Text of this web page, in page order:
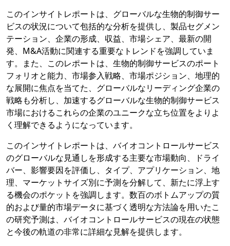
このインサイトレポートは、グローバルな生物的制御サー
ビスの状況について包括的な分析を提供し、製品セグメン
テーション、企業の形成、収益、市場シェア、最新の開
発、M&A活動に関連する重要なトレンドを強調していま
す。また、このレポートは、生物的制御サービスのポート
フォリオと能力、市場参入戦略、市場ポジション、地理的
な展開に焦点を当てた、グローバルなリーディング企業の
戦略も分析し、加速するグローバルな生物的制御サービス
市場におけるこれらの企業のユニークな立ち位置をよりよ
く理解できるようになっています。
このインサイトレポートは、バイオコントロールサービス
のグローバルな見通しを形成する主要な市場動向、ドライ
バー、影響要因を評価し、タイプ、アプリケーション、地
理、マーケットサイズ別に予測を分解して、新たに浮上す
る機会のポケットを強調します。数百のボトムアップの質
的および量的市場データに基づく透明な方法論を用いたこ
の研究予測は、バイオコントロールサービスの現在の状態
と今後の軌道の非常に詳細な見解を提供します。